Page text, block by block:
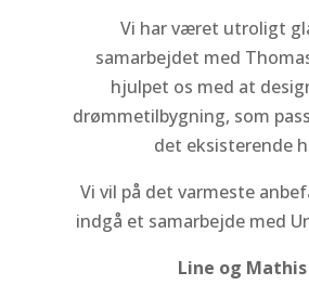
Vi har været utroligt
samarbejdet med
hjulpet os med at
drømmetilbygning, som
det eksisterende
Vi vil på det varmeste
indgå et samarbejde med
Line og Mathis